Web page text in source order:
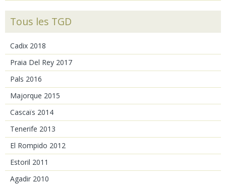
Tous les TGD
Cadix 2018
Praia Del Rey 2017
Pals 2016
Majorque 2015
Cascaïs 2014
Tenerife 2013
El Rompido 2012
Estoril 2011
Agadir 2010